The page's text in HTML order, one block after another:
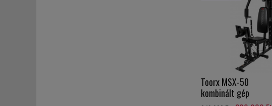
Toorx MSX-50
kombinált gép